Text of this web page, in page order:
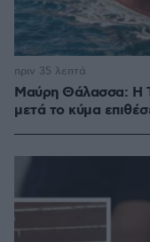
Μαύρη Θάλασσα: Η
μετά το κύμα
πριν 35 λεπτά